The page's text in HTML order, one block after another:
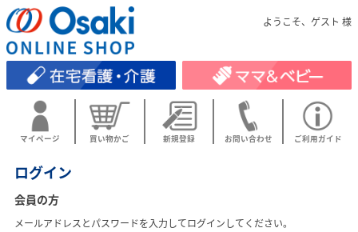
ようこそ、ゲスト 様
マイページ 買い物かご 新規登録 お問い合わせ ご利用ガイド
ログイン
会員の方
メールアドレスとパスワードを入力してログインしてください。